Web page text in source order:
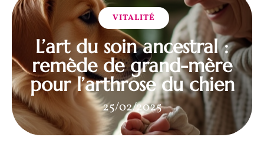
VITALITÉ
L’art du soin ancestral :
remède de grand-mère
pour l’arthrose du chien
25/02/2025